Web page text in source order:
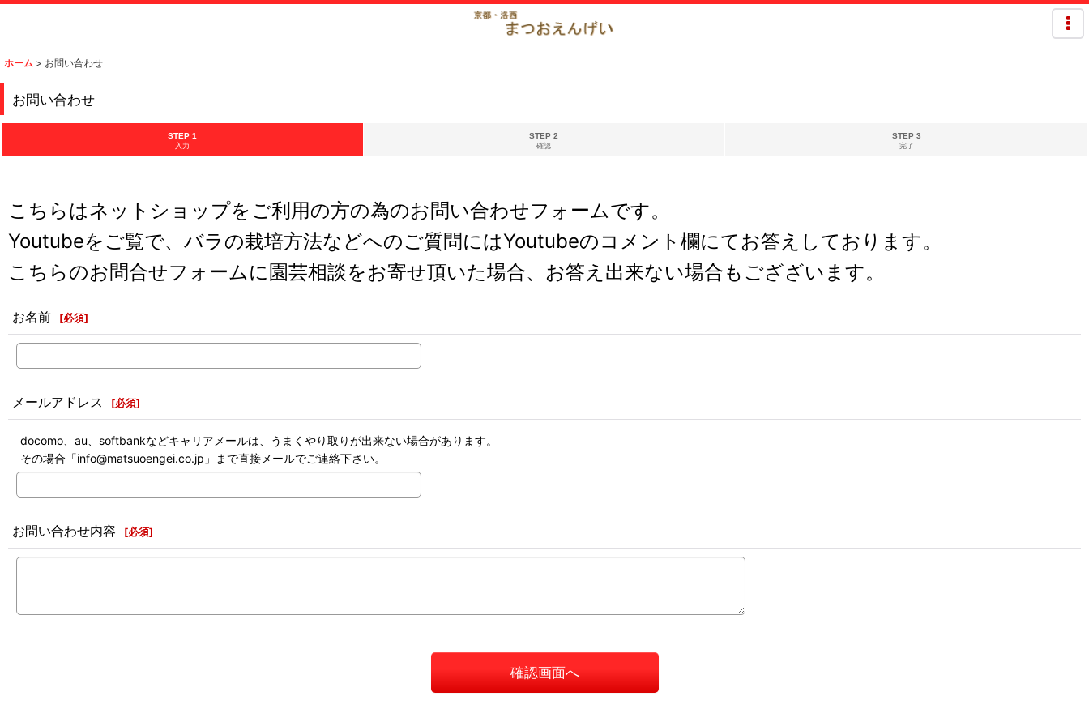
ホーム > お問い合わせ
お問い合わせ
STEP 1
入力
STEP 2
確認
STEP 3
完了
こちらはネットショップをご利用の方の為のお問い合わせフォームです。
Youtubeをご覧で、バラの栽培方法などへのご質問にはYoutubeのコメント欄にてお答えしております。
こちらのお問合せフォームに園芸相談をお寄せ頂いた場合、お答え出来ない場合もござざいます。
お名前 [必須]
メールアドレス [必須]
docomo、au、softbankなどキャリアメールは、うまくやり取りが出来ない場合があります。
その場合「info@matsuoengei.co.jp」まで直接メールでご連絡下さい。
お問い合わせ内容 [必須]
確認画面へ